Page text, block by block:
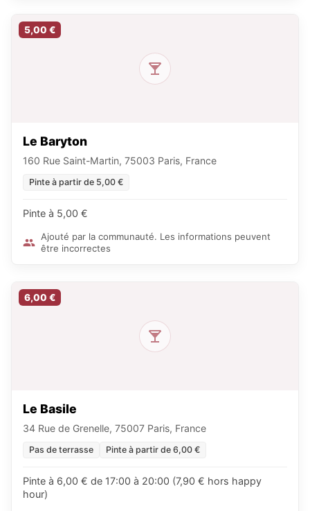
5,00 €
Le Baryton
160 Rue Saint-Martin, 75003 Paris, France
Pinte à partir de 5,00 €
Pinte à 5,00 €
Ajouté par la communauté. Les informations peuvent
être incorrectes
6,00 €
Le Basile
34 Rue de Grenelle, 75007 Paris, France
Pas de terrasse Pinte à partir de 6,00 €
Pinte à 6,00 € de 17:00 à 20:00 (7,90 € hors happy
hour)